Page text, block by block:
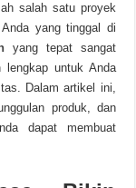
salah satu proyek
yang tinggal di
yang tepat sangat
lengkap untuk Anda
Dalam artikel ini,
produk, dan
dapat membuat